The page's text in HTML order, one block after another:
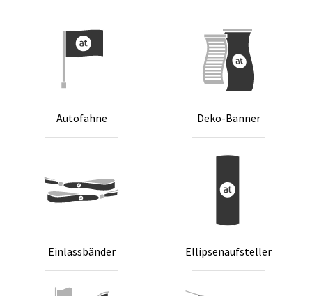
Au­to­fah­ne De­ko-Ban­ner
Ein­lass­bän­der El­lip­sen­auf­stel­ler